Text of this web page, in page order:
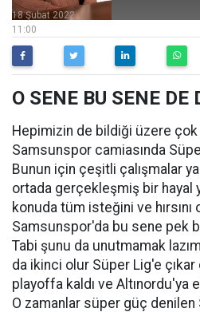
11:00
18 Şubat 2022
O SENE BU SENE DE
Hepimizin de bildiği üzere çok
Samsunspor camiasında
Bunun için çeşitli çalışmalar
ortada gerçekleşmiş bir hayal
konuda tüm isteğini ve hırsını
Samsunspor'da bu sene pek
Tabi şunu da unutmamak
da ikinci olur Süper Lig'e
playoffa kaldı ve Altınordu'ya
O zamanlar süper güç